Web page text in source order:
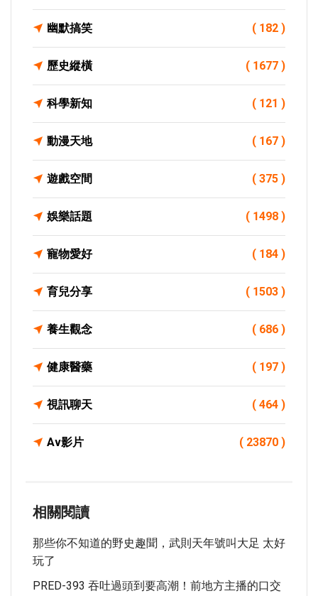
幽默搞笑 ( 182 )
歷史縱橫 ( 1677 )
科學新知 ( 121 )
動漫天地 ( 167 )
遊戲空間 ( 375 )
娛樂話題 ( 1498 )
寵物愛好 ( 184 )
育兒分享 ( 1503 )
養生觀念 ( 686 )
健康醫藥 ( 197 )
視訊聊天 ( 464 )
Av影片 ( 23870 )
相關閱讀
那些你不知道的野史趣聞，武則天年號叫大足 太好
玩了
PRED-393 吞吐過頭到要高潮！前地方主播的口交